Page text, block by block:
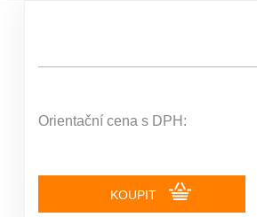
Orientační cena s DPH:
KOUPIT